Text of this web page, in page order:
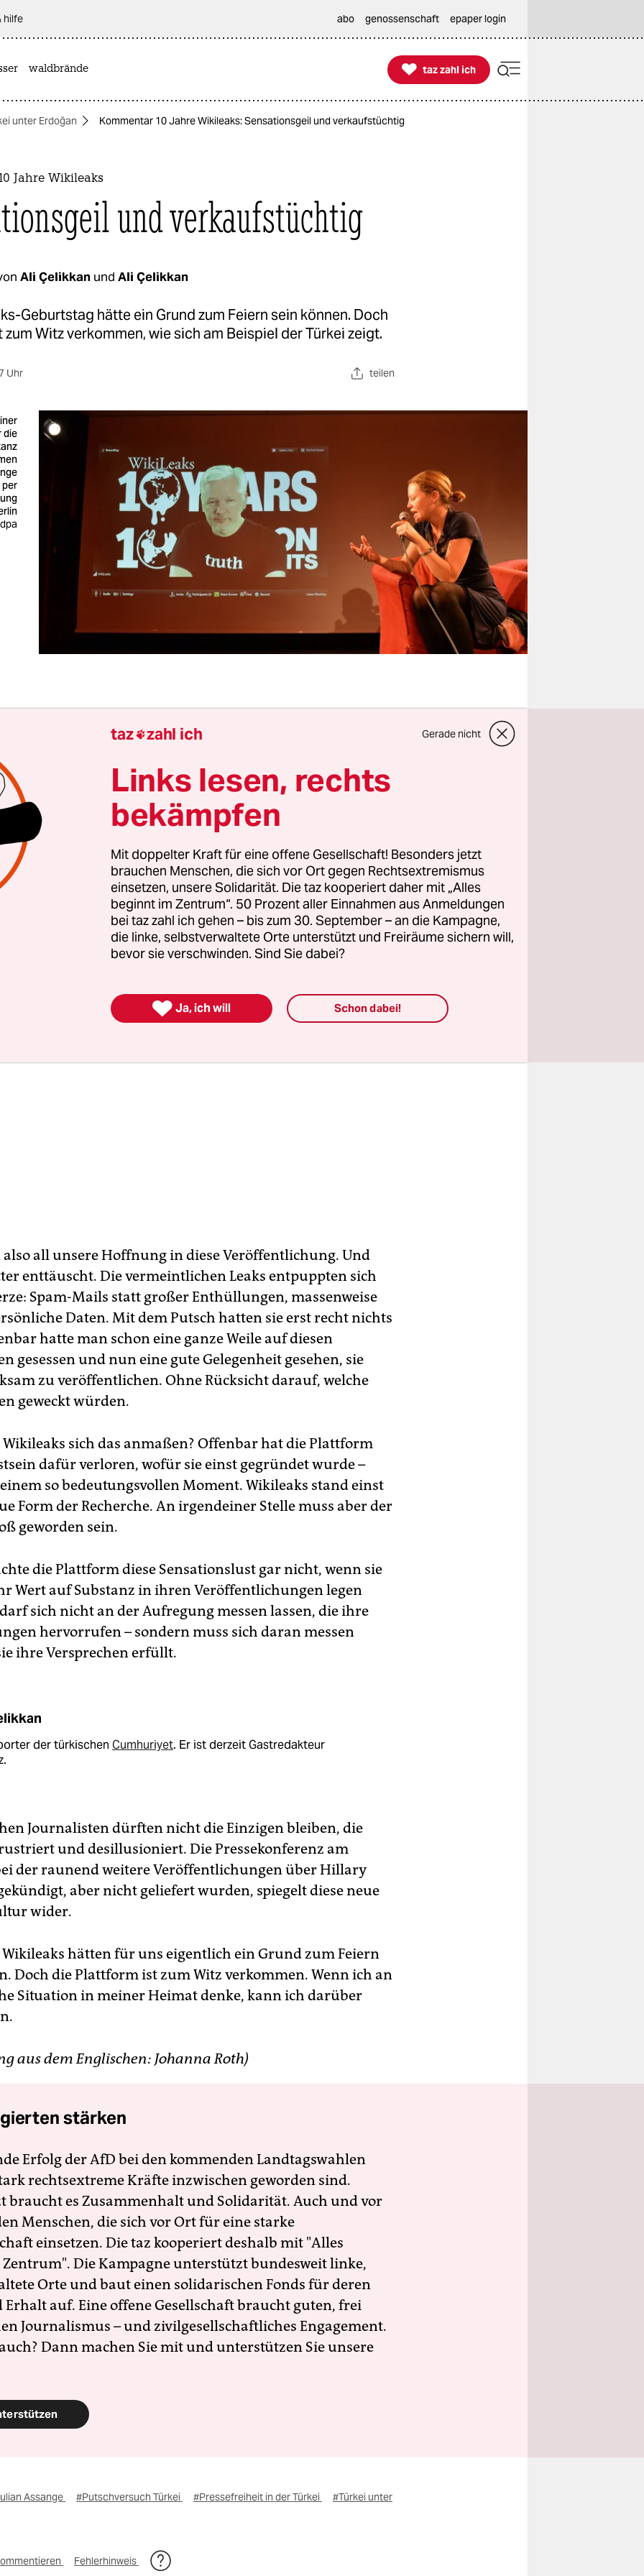
hilfe abo genossenschaft epaper login
waldbrände 
taz zahl ich
taz zahl ich
unter Erdoğan Kommentar 10 Jahre Wikileaks: Sensationsgeil und verkaufstüchtig
Jahre Wikileaks
und verkaufstüchtig
Ali Çelikkan und Ali Çelikkan
Geburtstag hätte ein Grund zum Feiern sein können. Doch
zum Witz verkommen, wie sich am Beispiel der Türkei zeigt.
Uhr teilen
die
per
Tage nach dem Putschversuch in der Türkei, bei dem 290
getötet und über 2.000 verletzt wurden, feierten die
auf den Straßen den Sieg der Demokratie. Für uns
dagegen war die Sache längst nicht so klar. Was passierte
Wer steckte dahinter? Und: Wem war noch zu trauen?
Ankündigung von Wikileaks gerade recht: Über 100.000
über die türkischen Machtstrukturen wolle man
„Macht euch bereit zu kämpfen“, heißt es darin.
eine solche Rhetorik in dieser angespannten Lage?
uns. Aber was wir am meisten suchten, waren
also all unsere Hoffnung in diese Veröffentlichung. Und
enttäuscht. Die vermeintlichen Leaks entpuppten sich
Spam-Mails statt großer Enthüllungen, massenweise
Daten. Mit dem Putsch hatten sie erst recht nichts
hatte man schon eine ganze Weile auf diesen
gesessen und nun eine gute Gelegenheit gesehen, sie
zu veröffentlichen. Ohne Rücksicht darauf, welche
geweckt würden.
Wikileaks sich das anmaßen? Offenbar hat die Plattform
dafür verloren, wofür sie einst gegründet wurde –
so bedeutungsvollen Moment. Wikileaks stand einst
Form der Recherche. An irgendeiner Stelle muss aber der
geworden sein.
die Plattform diese Sensationslust gar nicht, wenn sie
Wert auf Substanz in ihren Veröffentlichungen legen
sich nicht an der Aufregung messen lassen, die ihre
hervorrufen – sondern muss sich daran messen
ihre Versprechen erfüllt.
der türkischen Cumhuriyet. Er ist derzeit Gastredakteur
Journalisten dürften nicht die Einzigen bleiben, die
und desillusioniert. Die Pressekonferenz am
der raunend weitere Veröffentlichungen über Hillary
aber nicht geliefert wurden, spiegelt diese neue
wider.
Wikileaks hätten für uns eigentlich ein Grund zum Feiern
Doch die Plattform ist zum Witz verkommen. Wenn ich an
Situation in meiner Heimat denke, kann ich darüber
aus dem Englischen: Johanna Roth)
stärken
Erfolg der AfD bei den kommenden Landtagswahlen
rechtsextreme Kräfte inzwischen geworden sind.
braucht es Zusammenhalt und Solidarität. Auch und vor
Menschen, die sich vor Ort für eine starke
einsetzen. Die taz kooperiert deshalb mit "Alles
Die Kampagne unterstützt bundesweit linke,
Orte und baut einen solidarischen Fonds für deren
Erhalt auf. Eine offene Gesellschaft braucht guten, frei
Journalismus – und zivilgesellschaftliches Engagement.
Dann machen Sie mit und unterstützen Sie unsere
Assange #Putschversuch Türkei #Pressefreiheit in der Türkei
#Türkei unter
Fehlerhinweis
taz zahl ich Gerade nicht
Links lesen, rechts
bekämpfen
Mit doppelter Kraft für eine offene Gesellschaft! Besonders jetzt
brauchen Menschen, die sich vor Ort gegen Rechtsextremismus
einsetzen, unsere Solidarität. Die taz kooperiert daher mit „Alles
beginnt im Zentrum“. 50 Prozent aller Einnahmen aus Anmeldungen
bei taz zahl ich gehen – bis zum 30. September – an die Kampagne,
die linke, selbstverwaltete Orte unterstützt und Freiräume sichern will,
bevor sie verschwinden. Sind Sie dabei?
 Ja, ich will Schon dabei!